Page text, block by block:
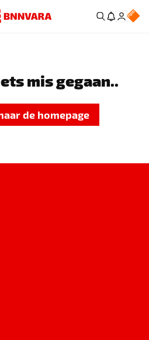
mis gegaan..
de homepage